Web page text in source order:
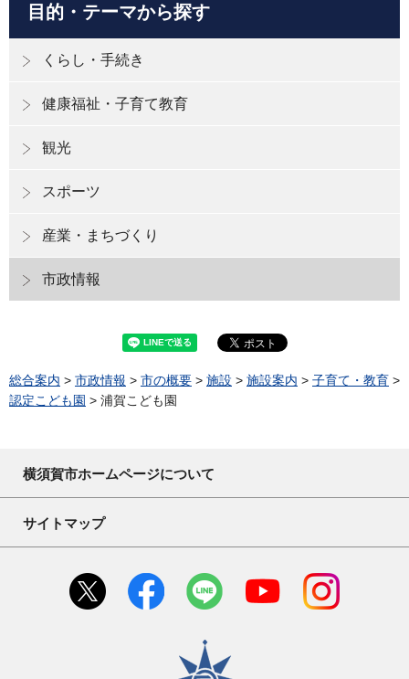
目的・テーマから探す
くらし・手続き
健康福祉・子育て教育
観光
スポーツ
産業・まちづくり
市政情報
総合案内 > 市政情報 > 市の概要 > 施設 > 施設案内 > 子育て・教育 >
認定こども園 > 浦賀こども園
横須賀市ホームページについて
サイトマップ
横須賀市